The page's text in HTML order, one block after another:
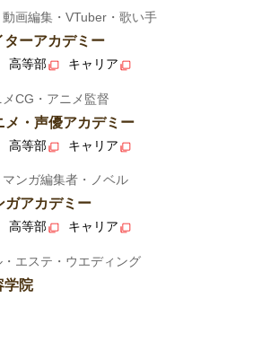
画編集・VTuber・歌い手
ーアカデミー
高等部 キャリア
CG・アニメ監督
・声優アカデミー
高等部 キャリア
ンガ編集者・ノベル
ガアカデミー
高等部 キャリア
エステ・ウエディング
学院